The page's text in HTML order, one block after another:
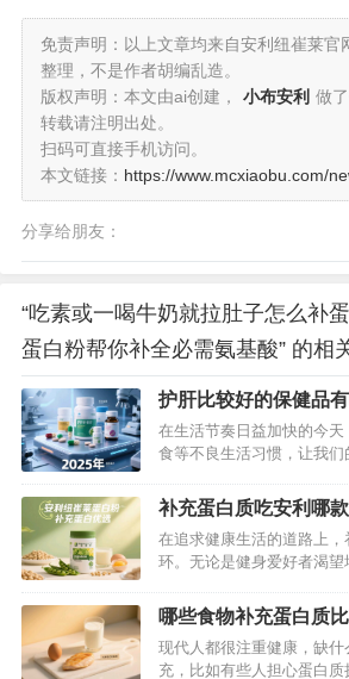
免责声明：以上文章均来自安利纽崔莱官
整理，不是作者胡编乱造。
版权声明：本文由ai创建，
小布安利 做
转载请注明出处。
扫码可直接手机访问。
本文链接： https://www.mcxiaobu.com/
分享给朋友：
“吃素或一喝牛奶就拉肚子怎么补
蛋白粉帮你补全必需氨基酸” 的相
护肝比较好的保健品
草片护肝好帮手
在生活节奏日益加快的今
食等不良生活习惯，让我
们为肝脏健康保驾护航。面
竟哪些才是真正值得选择的
2025年护肝效果较好的几
补充蛋白质吃安利哪
款纽崔莱蛋白粉最好
在追求健康生活的道路上
环。无论是健身爱好者渴
望增强抵抗力，优质蛋白质
天，就给大家安利一款口碑
充神器——安利纽崔莱多种
哪些食物补充蛋白质
充蛋白质最好的食物
现代人都很注重健康，缺
充，比如有些人担心蛋白